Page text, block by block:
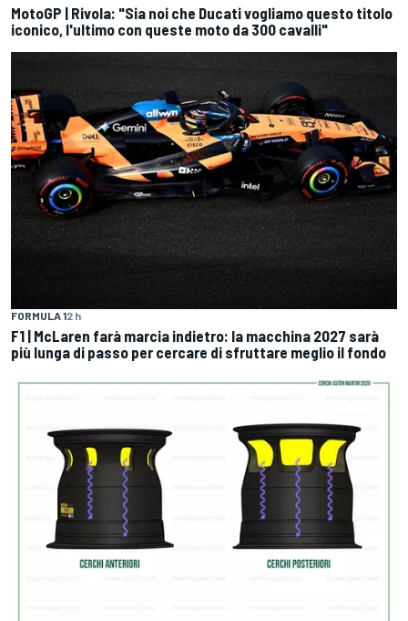
MotoGP | Rivola: "Sia noi che Ducati vogliamo questo titolo
iconico, l'ultimo con queste moto da 300 cavalli"
FORMULA 12 h
F1 | McLaren farà marcia indietro: la macchina 2027 sarà
più lunga di passo per cercare di sfruttare meglio il fondo